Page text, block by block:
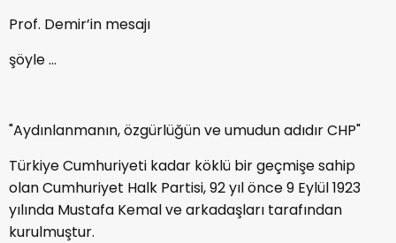
Prof. Demir’in mesajı
şöyle ...
"Aydınlanmanın, özgürlüğün ve umudun adıdır CHP"
Türkiye Cumhuriyeti kadar köklü bir geçmişe sahip
olan Cumhuriyet Halk Partisi, 92 yıl önce 9 Eylül 1923
yılında Mustafa Kemal ve arkadaşları tarafından
kurulmuştur.